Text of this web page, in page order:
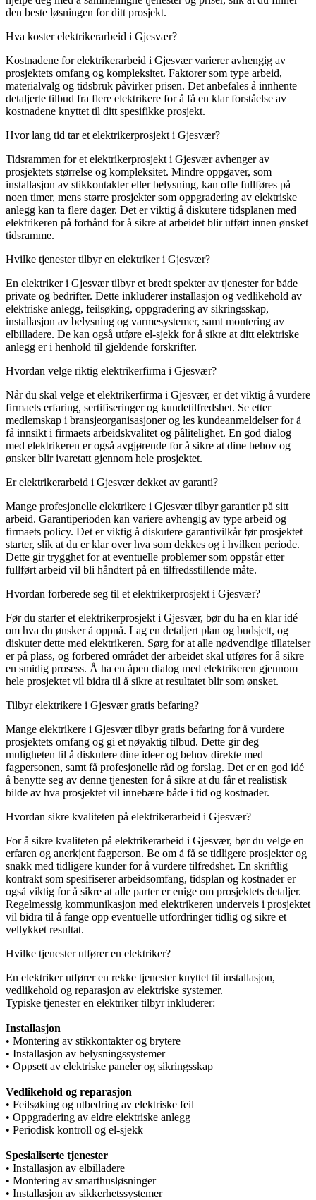
den beste løsningen for ditt prosjekt.
Hva koster elektrikerarbeid i Gjesvær?
Kostnadene for elektrikerarbeid i Gjesvær varierer avhengig av
prosjektets omfang og kompleksitet. Faktorer som type arbeid,
materialvalg og tidsbruk påvirker prisen. Det anbefales å innhente
detaljerte tilbud fra flere elektrikere for å få en klar forståelse av
kostnadene knyttet til ditt spesifikke prosjekt.
Hvor lang tid tar et elektrikerprosjekt i Gjesvær?
Tidsrammen for et elektrikerprosjekt i Gjesvær avhenger av
prosjektets størrelse og kompleksitet. Mindre oppgaver, som
installasjon av stikkontakter eller belysning, kan ofte fullføres på
noen timer, mens større prosjekter som oppgradering av elektriske
anlegg kan ta flere dager. Det er viktig å diskutere tidsplanen med
elektrikeren på forhånd for å sikre at arbeidet blir utført innen ønsket
tidsramme.
Hvilke tjenester tilbyr en elektriker i Gjesvær?
En elektriker i Gjesvær tilbyr et bredt spekter av tjenester for både
private og bedrifter. Dette inkluderer installasjon og vedlikehold av
elektriske anlegg, feilsøking, oppgradering av sikringsskap,
installasjon av belysning og varmesystemer, samt montering av
elbilladere. De kan også utføre el-sjekk for å sikre at ditt elektriske
anlegg er i henhold til gjeldende forskrifter.
Hvordan velge riktig elektrikerfirma i Gjesvær?
Når du skal velge et elektrikerfirma i Gjesvær, er det viktig å vurdere
firmaets erfaring, sertifiseringer og kundetilfredshet. Se etter
medlemskap i bransjeorganisasjoner og les kundeanmeldelser for å
få innsikt i firmaets arbeidskvalitet og pålitelighet. En god dialog
med elektrikeren er også avgjørende for å sikre at dine behov og
ønsker blir ivaretatt gjennom hele prosjektet.
Er elektrikerarbeid i Gjesvær dekket av garanti?
Mange profesjonelle elektrikere i Gjesvær tilbyr garantier på sitt
arbeid. Garantiperioden kan variere avhengig av type arbeid og
firmaets policy. Det er viktig å diskutere garantivilkår før prosjektet
starter, slik at du er klar over hva som dekkes og i hvilken periode.
Dette gir trygghet for at eventuelle problemer som oppstår etter
fullført arbeid vil bli håndtert på en tilfredsstillende måte.
Hvordan forberede seg til et elektrikerprosjekt i Gjesvær?
Før du starter et elektrikerprosjekt i Gjesvær, bør du ha en klar idé
om hva du ønsker å oppnå. Lag en detaljert plan og budsjett, og
diskuter dette med elektrikeren. Sørg for at alle nødvendige tillatelser
er på plass, og forbered området der arbeidet skal utføres for å sikre
en smidig prosess. Å ha en åpen dialog med elektrikeren gjennom
hele prosjektet vil bidra til å sikre at resultatet blir som ønsket.
Tilbyr elektrikere i Gjesvær gratis befaring?
Mange elektrikere i Gjesvær tilbyr gratis befaring for å vurdere
prosjektets omfang og gi et nøyaktig tilbud. Dette gir deg
muligheten til å diskutere dine ideer og behov direkte med
fagpersonen, samt få profesjonelle råd og forslag. Det er en god idé
å benytte seg av denne tjenesten for å sikre at du får et realistisk
bilde av hva prosjektet vil innebære både i tid og kostnader.
Hvordan sikre kvaliteten på elektrikerarbeid i Gjesvær?
For å sikre kvaliteten på elektrikerarbeid i Gjesvær, bør du velge en
erfaren og anerkjent fagperson. Be om å få se tidligere prosjekter og
snakk med tidligere kunder for å vurdere tilfredshet. En skriftlig
kontrakt som spesifiserer arbeidsomfang, tidsplan og kostnader er
også viktig for å sikre at alle parter er enige om prosjektets detaljer.
Regelmessig kommunikasjon med elektrikeren underveis i prosjektet
vil bidra til å fange opp eventuelle utfordringer tidlig og sikre et
vellykket resultat.
Hvilke tjenester utfører en elektriker?
En elektriker utfører en rekke tjenester knyttet til installasjon,
vedlikehold og reparasjon av elektriske systemer.
Typiske tjenester en elektriker tilbyr inkluderer:
Installasjon
• Montering av stikkontakter og brytere
• Installasjon av belysningssystemer
• Oppsett av elektriske paneler og sikringsskap
Vedlikehold og reparasjon
• Feilsøking og utbedring av elektriske feil
• Oppgradering av eldre elektriske anlegg
• Periodisk kontroll og el-sjekk
Spesialiserte tjenester
• Installasjon av elbilladere
• Montering av smarthusløsninger
• Installasjon av sikkerhetssystemer